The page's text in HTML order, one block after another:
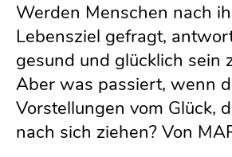
Werden Menschen nach
Lebensziel gefragt,
gesund und glücklich sein
Aber was passiert, wenn
Vorstellungen vom Glück,
nach sich ziehen? Von